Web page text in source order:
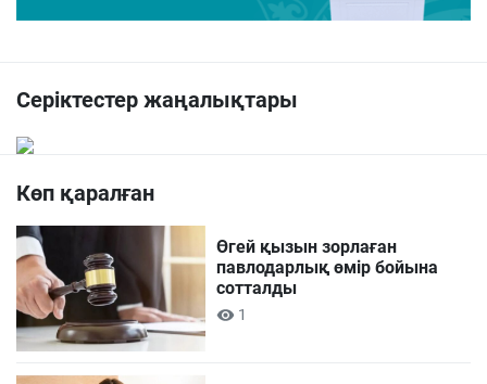
Серіктестер жаңалықтары
Көп қаралған
Өгей қызын зорлаған
павлодарлық өмір бойына
сотталды
1